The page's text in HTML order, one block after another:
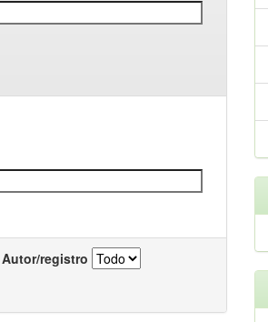
Autor/registro